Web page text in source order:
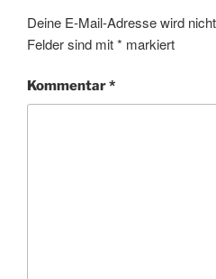
Deine E-Mail-Adresse wird
Felder sind mit* markiert
Kommentar*